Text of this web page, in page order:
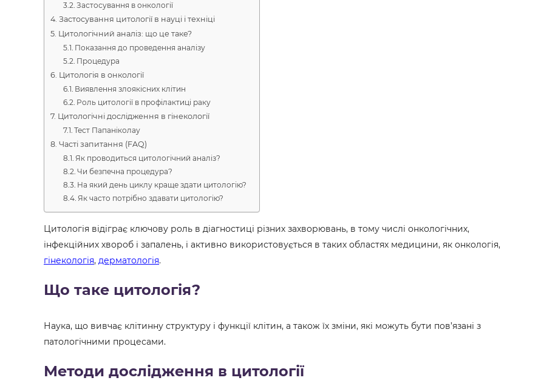
Застосування в онкології
Застосування цитології в науці і техніці
Цитологічний аналіз: що це таке?
Показання до проведення аналізу
Процедура
Цитологія в онкології
Виявлення злоякісних клітин
Роль цитології в профілактиці раку
Цитологічні дослідження в гінекології
Тест Папаніколау
Часті запитання (FAQ)
Як проводиться цитологічний аналіз?
Чи безпечна процедура?
На який день циклу краще здати цитологію?
Як часто потрібно здавати цитологію?
Цитологія відіграє ключову роль в діагностиці різних захворювань, в тому числі онкологічних,
інфекційних хвороб і запалень, і активно використовується в таких областях медицини, як онкологія,
гінекологія, дерматологія.
Що таке цитологія?
Наука, що вивчає клітинну структуру і функції клітин, а також їх зміни, які можуть бути пов’язані з
патологічними процесами.
Методи дослідження в цитології